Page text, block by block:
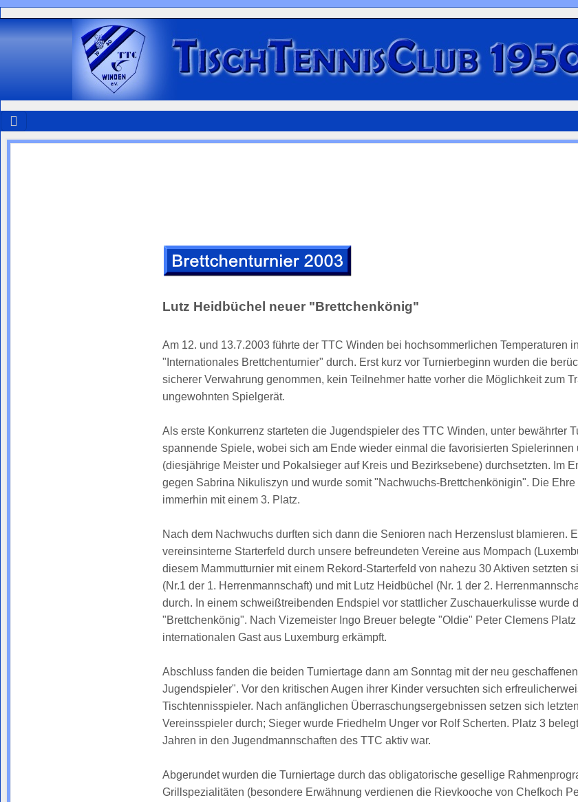
Lutz Heidbüchel neuer "Brettchenkönig"
Am 12. und 13.7.2003 führte der TTC Winden bei hochsommerlichen Temperaturen
"Internationales Brettchenturnier" durch. Erst kurz vor Turnierbeginn wurden die
sicherer Verwahrung genommen, kein Teilnehmer hatte vorher die Möglichkeit zum
ungewohnten Spielgerät.
Als erste Konkurrenz starteten die Jugendspieler des TTC Winden, unter bewährter
spannende Spiele, wobei sich am Ende wieder einmal die favorisierten Spielerinnen
(diesjährige Meister und Pokalsieger auf Kreis und Bezirksebene) durchsetzten. Im
gegen Sabrina Nikuliszyn und wurde somit "Nachwuchs-Brettchenkönigin". Die
immerhin mit einem 3. Platz.
Nach dem Nachwuchs durften sich dann die Senioren nach Herzenslust blamieren.
vereinsinterne Starterfeld durch unsere befreundeten Vereine aus Mompach
diesem Mammutturnier mit einem Rekord-Starterfeld von nahezu 30 Aktiven setzten
(Nr.1 der 1. Herrenmannschaft) und mit Lutz Heidbüchel (Nr. 1 der 2.
durch. In einem schweißtreibenden Endspiel vor stattlicher Zuschauerkulisse wurde
"Brettchenkönig". Nach Vizemeister Ingo Breuer belegte "Oldie" Peter Clemens
internationalen Gast aus Luxemburg erkämpft.
Abschluss fanden die beiden Turniertage dann am Sonntag mit der neu
Jugendspieler". Vor den kritischen Augen ihrer Kinder versuchten sich
Tischtennisspieler. Nach anfänglichen Überraschungsergebnissen setzen sich
Vereinsspieler durch; Sieger wurde Friedhelm Unger vor Rolf Scherten. Platz 3
Jahren in den Jugendmannschaften des TTC aktiv war.
Abgerundet wurden die Turniertage durch das obligatorische gesellige
Grillspezialitäten (besondere Erwähnung verdienen die Rievkooche von Chefkoch